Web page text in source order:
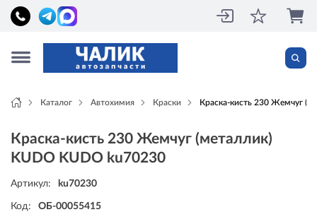
Каталог Автохимия Краски Краска-кисть 230 Жемчуг
Краска-кисть 230 Жемчуг (металлик)
KUDO KUDO ku70230
Артикул: ku70230
Код: ОБ-00055415